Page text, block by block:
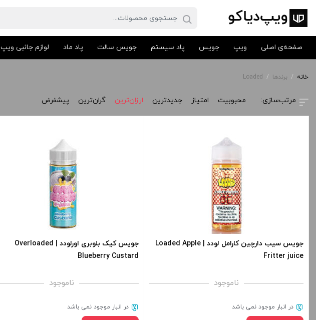
صفحه‌ی اصلی ویپ جویس پاد سیستم جویس سالت پاد ماد لوازم جانبی ویپ
خانه / برندها /
Loaded
محبوبیت امتیاز جدیدترین ارزان‌ترین گران‌ترین پیشفرض
جویس سیب دارچین کارامل لودد | Loaded Apple
Fritter juice
ناموجود
در انبار موجود نمی باشد
جویس کیک بلوبری اورلودد | Overloaded
Blueberry Custard
ناموجود
در انبار موجود نمی باشد